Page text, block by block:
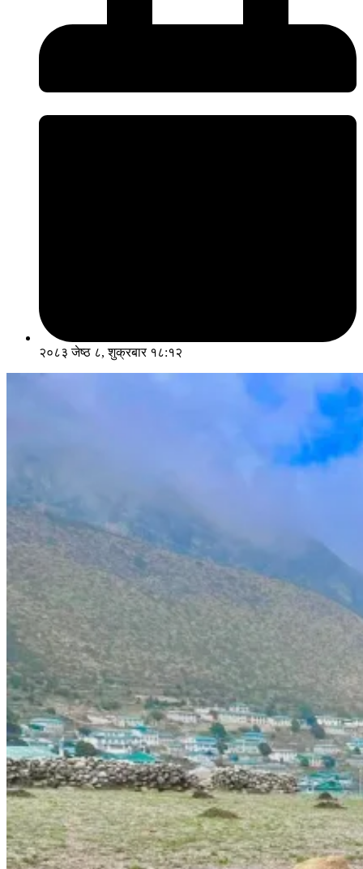
२०८३ जेष्ठ ८, शुक्रबार १८:१२